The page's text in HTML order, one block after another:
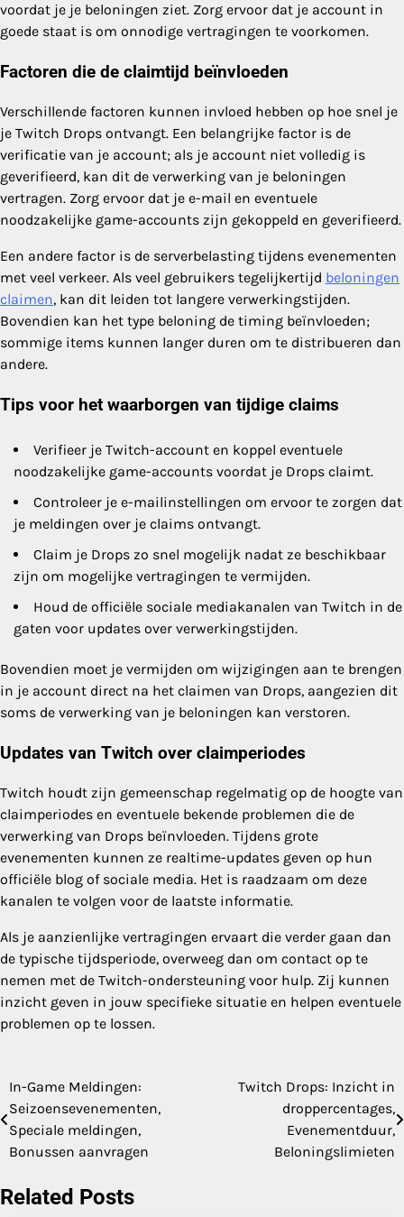
voordat je je beloningen ziet. Zorg ervoor dat je account in
goede staat is om onnodige vertragingen te voorkomen.
Factoren die de claimtijd beïnvloeden
Verschillende factoren kunnen invloed hebben op hoe snel je
je Twitch Drops ontvangt. Een belangrijke factor is de
verificatie van je account; als je account niet volledig is
geverifieerd, kan dit de verwerking van je beloningen
vertragen. Zorg ervoor dat je e-mail en eventuele
noodzakelijke game-accounts zijn gekoppeld en geverifieerd.
Een andere factor is de serverbelasting tijdens evenementen
met veel verkeer. Als veel gebruikers tegelijkertijd beloningen
claimen, kan dit leiden tot langere verwerkingstijden.
Bovendien kan het type beloning de timing beïnvloeden;
sommige items kunnen langer duren om te distribueren dan
andere.
Tips voor het waarborgen van tijdige claims
Verifieer je Twitch-account en koppel eventuele
noodzakelijke game-accounts voordat je Drops claimt.
Controleer je e-mailinstellingen om ervoor te zorgen dat
je meldingen over je claims ontvangt.
Claim je Drops zo snel mogelijk nadat ze beschikbaar
zijn om mogelijke vertragingen te vermijden.
Houd de officiële sociale mediakanalen van Twitch in de
gaten voor updates over verwerkingstijden.
Bovendien moet je vermijden om wijzigingen aan te brengen
in je account direct na het claimen van Drops, aangezien dit
soms de verwerking van je beloningen kan verstoren.
Updates van Twitch over claimperiodes
Twitch houdt zijn gemeenschap regelmatig op de hoogte van
claimperiodes en eventuele bekende problemen die de
verwerking van Drops beïnvloeden. Tijdens grote
evenementen kunnen ze realtime-updates geven op hun
officiële blog of sociale media. Het is raadzaam om deze
kanalen te volgen voor de laatste informatie.
Als je aanzienlijke vertragingen ervaart die verder gaan dan
de typische tijdsperiode, overweeg dan om contact op te
nemen met de Twitch-ondersteuning voor hulp. Zij kunnen
inzicht geven in jouw specifieke situatie en helpen eventuele
problemen op te lossen.
Post
navigation
In-Game Meldingen:
Seizoensevenementen,
Speciale meldingen,
Bonussen aanvragen
Twitch Drops: Inzicht in
droppercentages,
Evenementduur,
Beloningslimieten
Related Posts